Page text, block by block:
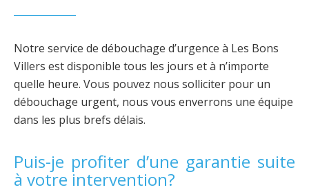
Notre service de débouchage d’urgence à Les Bons
Villers est disponible tous les jours et à n’importe
quelle heure. Vous pouvez nous solliciter pour un
débouchage urgent, nous vous enverrons une équipe
dans les plus brefs délais.
Puis-je profiter d’une garantie suite
à votre intervention?